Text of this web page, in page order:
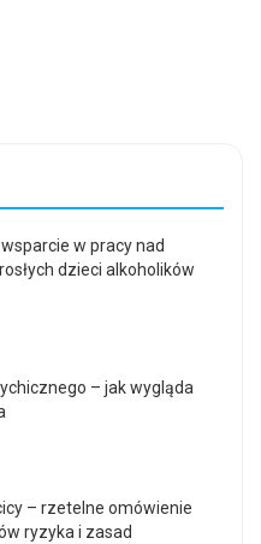
w pracy nad
dzieci alkoholików
– jak wygląda
– rzetelne omówienie
ryzyka i zasad